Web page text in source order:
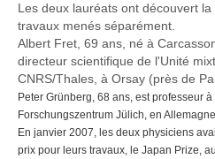
Les deux lauréats ont découvert
travaux menés séparément.
Albert Fret, 69 ans, né à
directeur scientifique de l'Unité
CNRS/Thales, à Orsay (près de
Peter Grünberg, 68 ans, est professeur
Forschungszentrum Jülich, en
En janvier 2007, les deux physiciens
prix pour leurs travaux, le Japan Prize,